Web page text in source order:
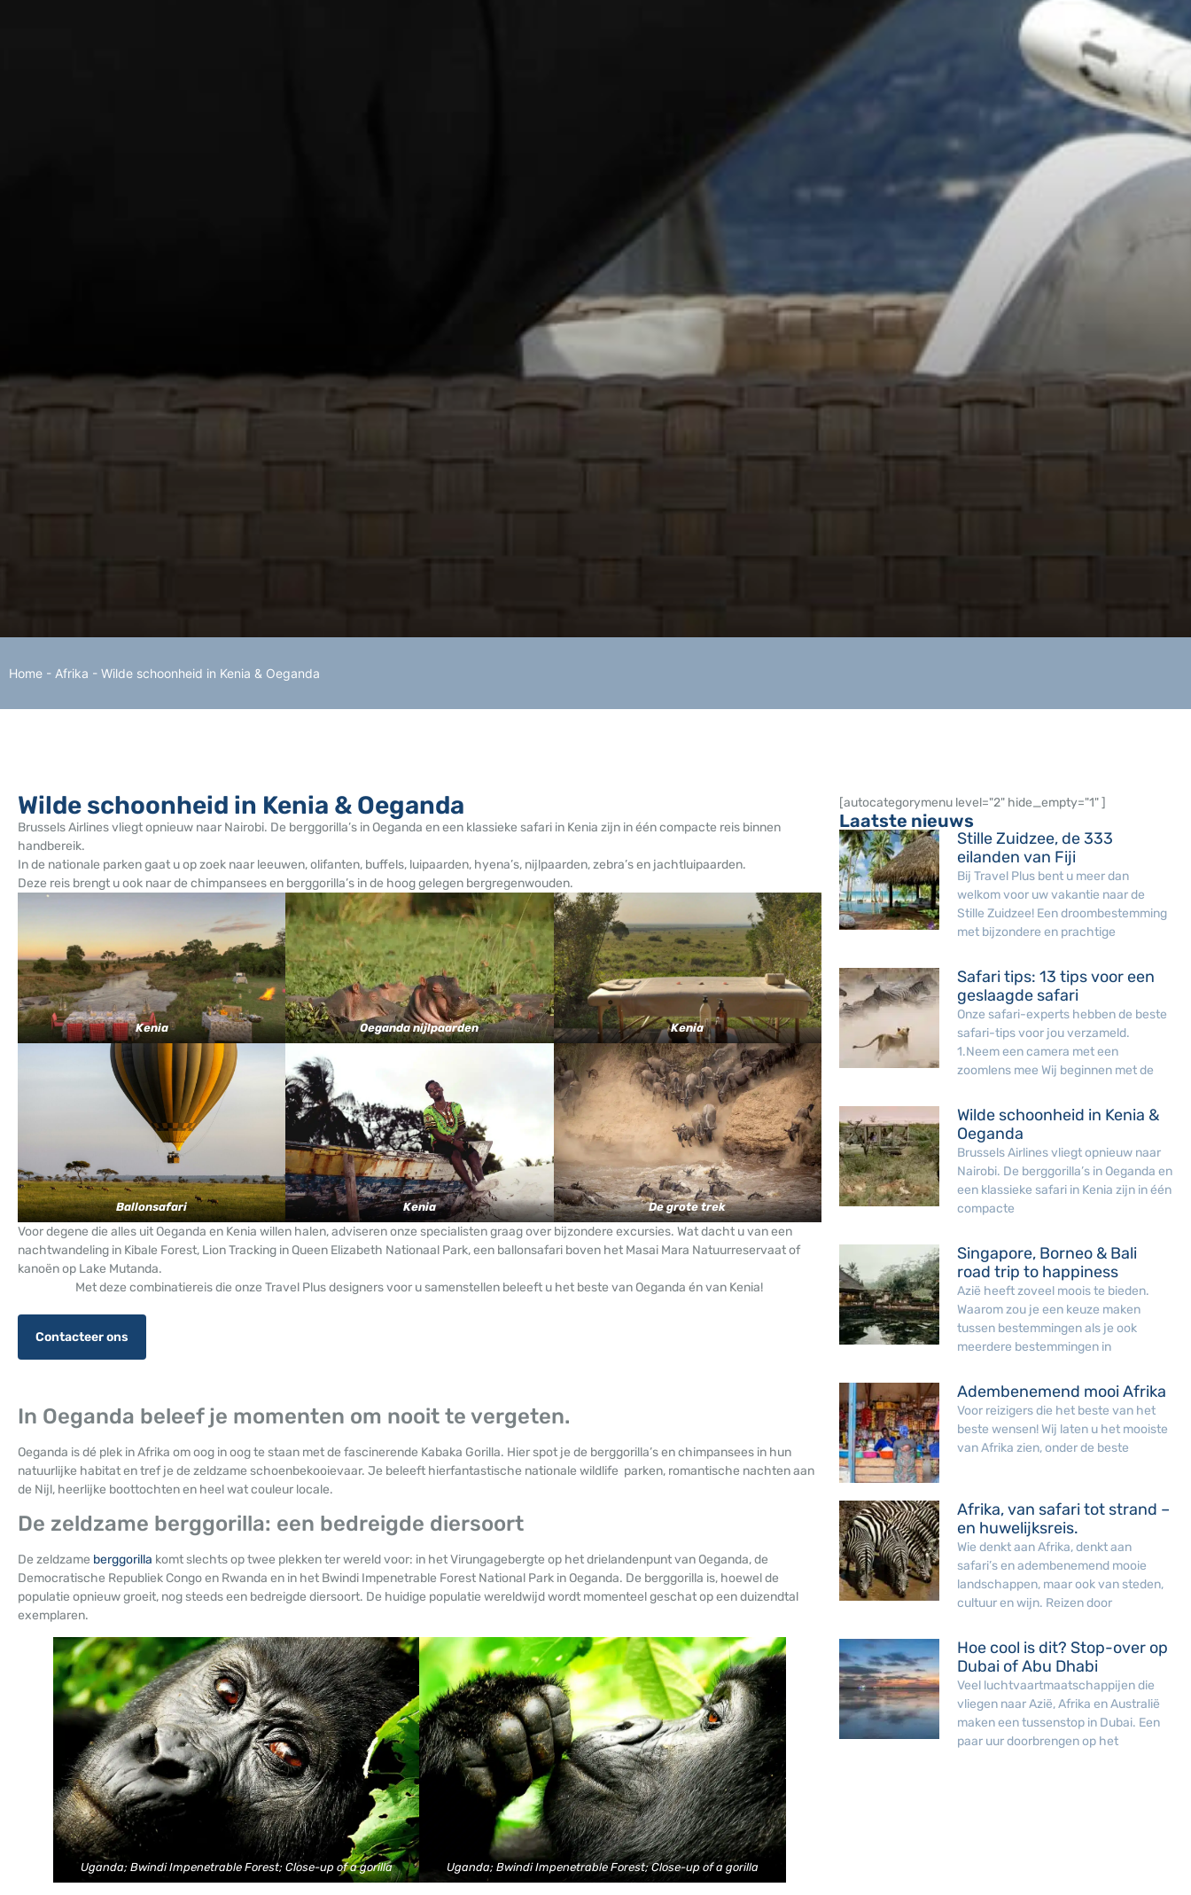
Home - Afrika - Wilde schoonheid in Kenia & Oeganda
Wilde schoonheid in Kenia & Oeganda
Brussels Airlines vliegt opnieuw naar Nairobi. De berggorilla’s in Oeganda en een klassieke safari in Kenia zijn in één compacte reis binnen
handbereik.
In de nationale parken gaat u op zoek naar leeuwen, olifanten, buffels, luipaarden, hyena’s, nijlpaarden, zebra’s en jachtluipaarden.
Deze reis brengt u ook naar de chimpansees en berggorilla’s in de hoog gelegen bergregenwouden.
Kenia Oeganda nijlpaarden Kenia
Ballonsafari Kenia De grote trek
Voor degene die alles uit Oeganda en Kenia willen halen, adviseren onze specialisten graag over bijzondere excursies. Wat dacht u van een
nachtwandeling in Kibale Forest, Lion Tracking in Queen Elizabeth Nationaal Park, een ballonsafari boven het Masai Mara Natuurreservaat of
kanoën op Lake Mutanda.
Met deze combinatiereis die onze Travel Plus designers voor u samenstellen beleeft u het beste van Oeganda én van Kenia!
Contacteer ons
In Oeganda beleef je momenten om nooit te vergeten.
Oeganda is dé plek in Afrika om oog in oog te staan met de fascinerende Kabaka Gorilla. Hier spot je de berggorilla’s en chimpansees in hun
natuurlijke habitat en tref je de zeldzame schoenbekooievaar. Je beleeft hierfantastische nationale wildlife parken, romantische nachten aan
de Nijl, heerlijke boottochten en heel wat couleur locale.
De zeldzame berggorilla: een bedreigde diersoort
De zeldzame berggorilla komt slechts op twee plekken ter wereld voor: in het Virungagebergte op het drielandenpunt van Oeganda, de
Democratische Republiek Congo en Rwanda en in het Bwindi Impenetrable Forest National Park in Oeganda. De berggorilla is, hoewel de
populatie opnieuw groeit, nog steeds een bedreigde diersoort. De huidige populatie wereldwijd wordt momenteel geschat op een duizendtal
exemplaren.
Uganda; Bwindi Impenetrable Forest; Close-up of a gorilla Uganda; Bwindi Impenetrable Forest; Close-up of a gorilla
[autocategorymenu level="2" hide_empty="1" ]
Laatste nieuws
Stille Zuidzee, de 333
eilanden van Fiji
Bij Travel Plus bent u meer dan
welkom voor uw vakantie naar de
Stille Zuidzee! Een droombestemming
met bijzondere en prachtige
Safari tips: 13 tips voor een
geslaagde safari
Onze safari-experts hebben de beste
safari-tips voor jou verzameld.
1.Neem een camera met een
zoomlens mee Wij beginnen met de
Wilde schoonheid in Kenia &
Oeganda
Brussels Airlines vliegt opnieuw naar
Nairobi. De berggorilla’s in Oeganda en
een klassieke safari in Kenia zijn in één
compacte
Singapore, Borneo & Bali
road trip to happiness
Azië heeft zoveel moois te bieden.
Waarom zou je een keuze maken
tussen bestemmingen als je ook
meerdere bestemmingen in
Adembenemend mooi Afrika
Voor reizigers die het beste van het
beste wensen! Wij laten u het mooiste
van Afrika zien, onder de beste
Afrika, van safari tot strand –
en huwelijksreis.
Wie denkt aan Afrika, denkt aan
safari’s en adembenemend mooie
landschappen, maar ook van steden,
cultuur en wijn. Reizen door
Hoe cool is dit? Stop-over op
Dubai of Abu Dhabi
Veel luchtvaartmaatschappijen die
vliegen naar Azië, Afrika en Australië
maken een tussenstop in Dubai. Een
paar uur doorbrengen op het